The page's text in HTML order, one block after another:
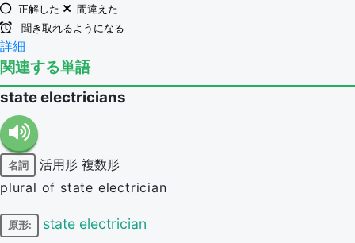
正解した
間違えた
聞き取れるようになる
詳細
関連する単語
state electricians
名詞 活用形 複数形
plural of state electrician
原形: state electrician